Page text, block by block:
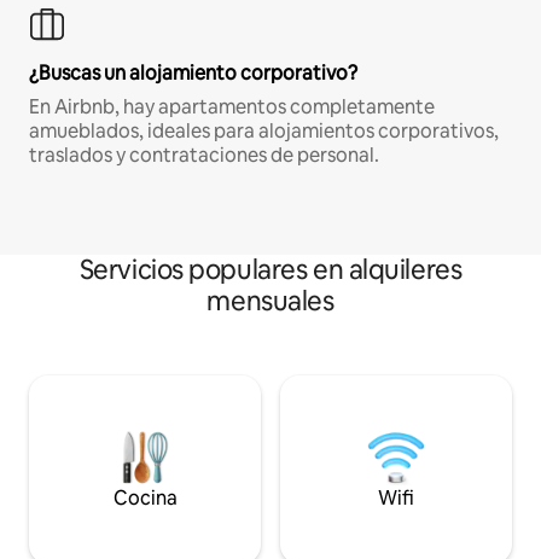
¿Buscas un alojamiento corporativo?
En Airbnb, hay apartamentos completamente
amueblados, ideales para alojamientos corporativos,
traslados y contrataciones de personal.
Servicios populares en alquileres
mensuales
Cocina Wifi